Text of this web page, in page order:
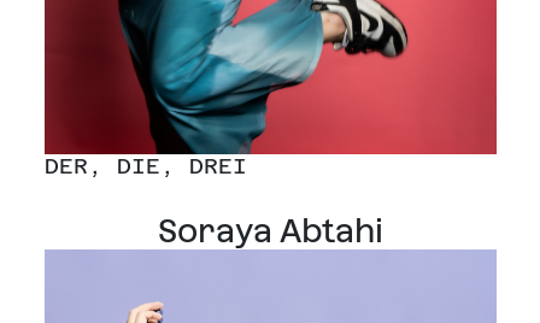
DER, DIE, DREI
Soraya Abtahi